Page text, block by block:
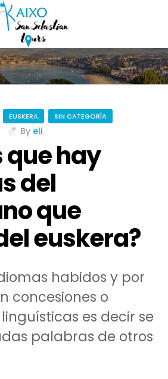
EUSKERA SIN CATEGORÍA
By eli
que hay
del
que
euskera?
habidos y por
concesiones o
es decir se
palabras de otros